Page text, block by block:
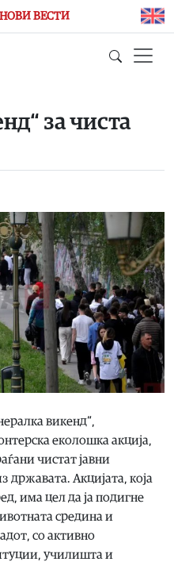
ВЕСТИ
за чиста
викенд“,
еколошка акција,
чистат јавни
државата. Акцијата, која
има цел да ја подигне
средина и
со активно
училишта и